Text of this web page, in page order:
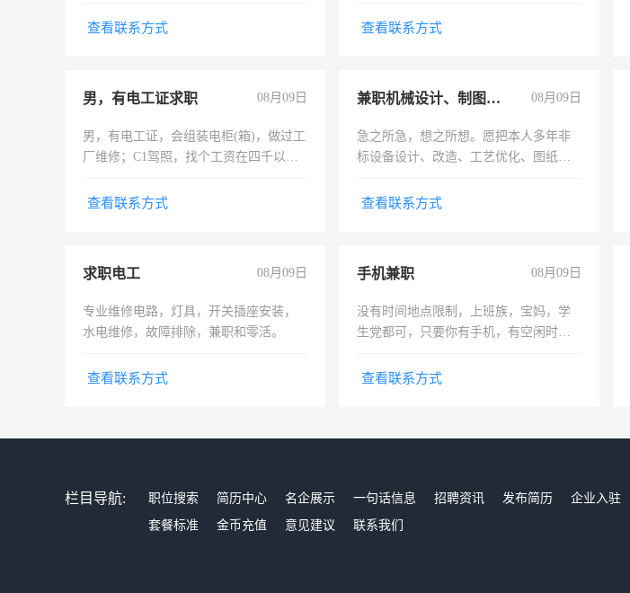
查看联系方式 查看联系方式
男，有电工证求职 08月09日
男，有电工证，会组装电柜(箱)，做过工
厂维修；C1驾照，找个工资在四千以
电话
查看联系方式
兼职机械设计、制图、设备改造 08月09日
急之所急，想之所想。愿把本人多年非
标设备设计、改造、工艺优化、图纸制
结识有识之士，共享未来。
查看联系方式
求职电工 08月09日
专业维修电路，灯具，开关插座安装，
水电维修，故障排除，兼职和零活。
查看联系方式
手机兼职 08月09日
没有时间地点限制，上班族，宝妈，学
生党都可，只要你有手机，有空闲时
勤快的四五十，每天挣零花钱没问题！
查看联系方式
栏目导航: 职位搜索 简历中心 名企展示 一句话信息 招聘资讯 发布简历 企业入驻
套餐标准
金币充值 意见建议 联系我们